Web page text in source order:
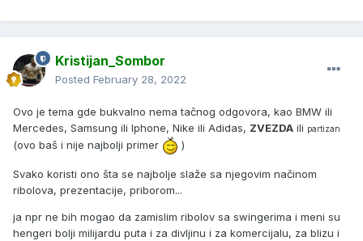
Kristijan_Sombor
Posted February 28, 2022
Ovo je tema gde bukvalno nema tačnog odgovora, kao BMW ili
Mercedes, Samsung ili Iphone, Nike ili Adidas, ZVEZDA ili partizan
(ovo baš i nije najbolji primer )
Svako koristi ono šta se najbolje slaže sa njegovim načinom
ribolova, prezentacije, priborom...
ja npr ne bih mogao da zamislim ribolov sa swingerima i meni su
hengeri bolji milijardu puta i za divljinu i za komercijalu, za blizu i